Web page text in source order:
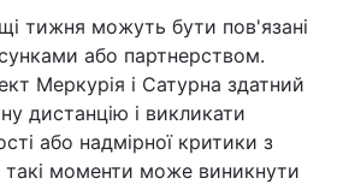
тижня можуть бути пов'язані
або партнерством.
Меркурія і Сатурна здатний
дистанцію і викликати
або надмірної критики з
такі моменти може виникнути